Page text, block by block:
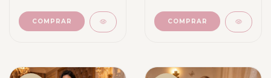
COMPRAR COMPRAR